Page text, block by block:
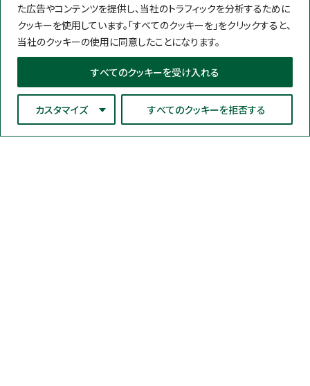
た広告やコンテンツを提供し、当社のトラフィックを分析するために
クッキーを使用しています。「すべてのクッキーを」をクリックすると、
当社のクッキーの使用に同意したことになります。
カスタマイズ すべてのクッキーを拒否する
すべてのクッキーを受け入れる